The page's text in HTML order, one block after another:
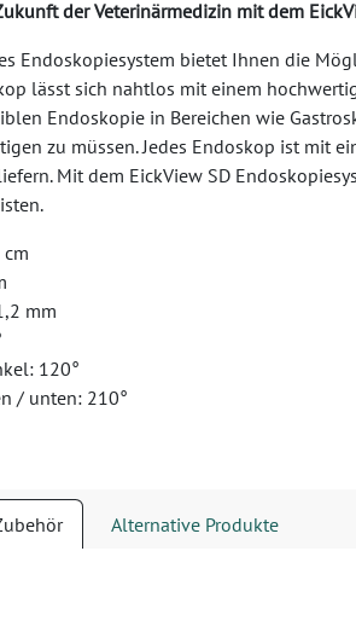
der Veterinärmedizin mit dem
Endoskopiesystem bietet Ihnen die
lässt sich nahtlos mit einem
Endoskopie in Bereichen wie
zu müssen. Jedes Endoskop ist mit
Mit dem EickView SD
mm
120°
/ unten: 210°
Alternative Produkte